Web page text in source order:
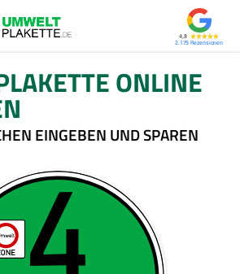
4,8
2.175
ONLINE
EINGEBEN UND SPAREN